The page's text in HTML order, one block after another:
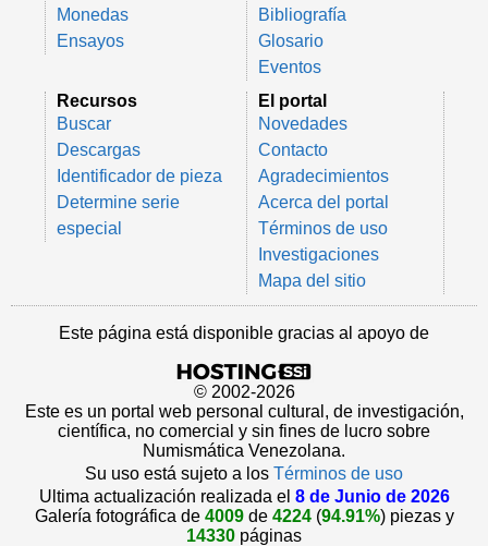
Monedas
Ensayos
Bibliografía
Glosario
Eventos
Recursos
Buscar
Descargas
Identificador de pieza
Determine serie
especial
El portal
Novedades
Contacto
Agradecimientos
Acerca del portal
Términos de uso
Investigaciones
Mapa del sitio
Este página está disponible gracias al apoyo de
© 2002-2026
Este es un portal web personal cultural, de investigación,
científica, no comercial y sin fines de lucro sobre
Numismática Venezolana.
Su uso está sujeto a los Términos de uso
Ultima actualización realizada el 8 de Junio de 2026
Galería fotográfica de 4009de 4224(94.91%) piezas y
14330 páginas